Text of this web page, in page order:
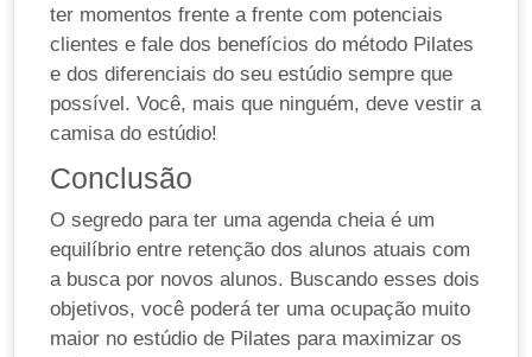
ter momentos frente a frente com potenciais
clientes e fale dos benefícios do método Pilates
e dos diferenciais do seu estúdio sempre que
possível. Você, mais que ninguém, deve vestir a
camisa do estúdio!
Conclusão
O segredo para ter uma agenda cheia é um
equilíbrio entre retenção dos alunos atuais com
a busca por novos alunos. Buscando esses dois
objetivos, você poderá ter uma ocupação muito
maior no estúdio de Pilates para maximizar os